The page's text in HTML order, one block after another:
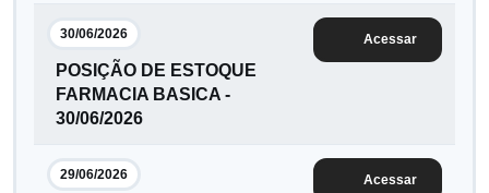
30/06/2026
POSIÇÃO DE ESTOQUE
FARMACIA BASICA -
30/06/2026
Acessar
29/06/2026 Acessar